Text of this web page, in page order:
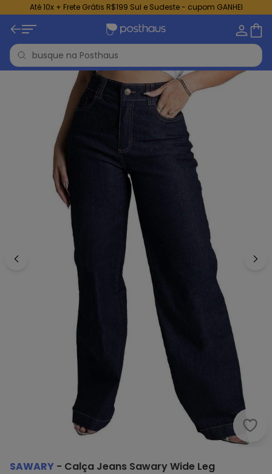
Até 10x + Frete Grátis R$199 Sul e Sudeste - cupom GANHEI
SAWARY - Calça Jeans Sawary Wide Leg